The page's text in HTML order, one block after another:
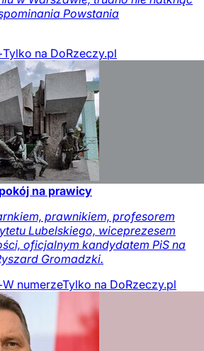
Powstania
Tylko na DoRzeczy.pl
na prawicy
prawnikiem, profesorem
Lubelskiego, wiceprezesem
oficjalnym kandydatem PiS na
Gromadzki.
W numerzeTylko na DoRzeczy.pl